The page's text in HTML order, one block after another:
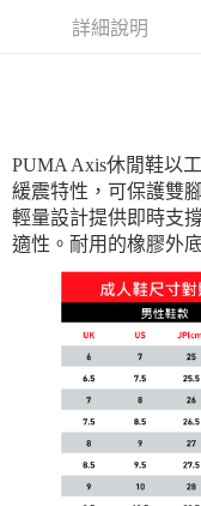
詳細說明
PUMA Axis休閒鞋以
緩震特性，可保護雙
輕量設計提供即時支
適性。耐用的橡膠外